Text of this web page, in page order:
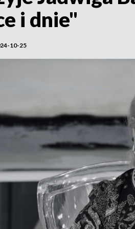
i dnie"
10-25